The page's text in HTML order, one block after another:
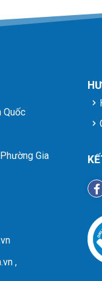
Quốc
Gia
,